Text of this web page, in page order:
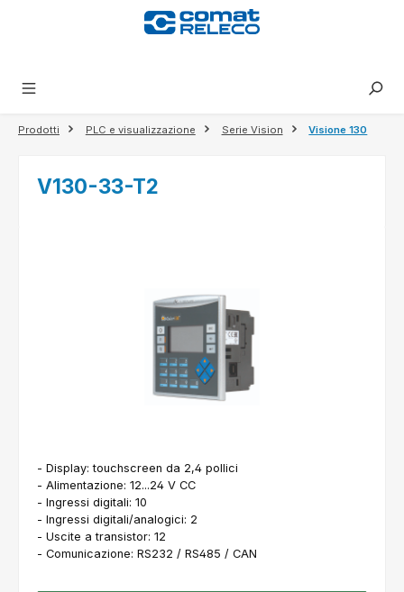
Prodotti PLC e visualizzazione Serie Vision Visione 130
V130-33-T2
- Display: touchscreen da 2,4 pollici
- Alimentazione: 12...24 V CC
- Ingressi digitali: 10
- Ingressi digitali/analogici: 2
- Uscite a transistor: 12
- Comunicazione: RS232 / RS485 / CAN